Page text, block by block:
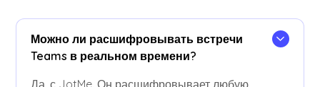
Можно ли расшифровывать встречи
Teams в реальном времени?